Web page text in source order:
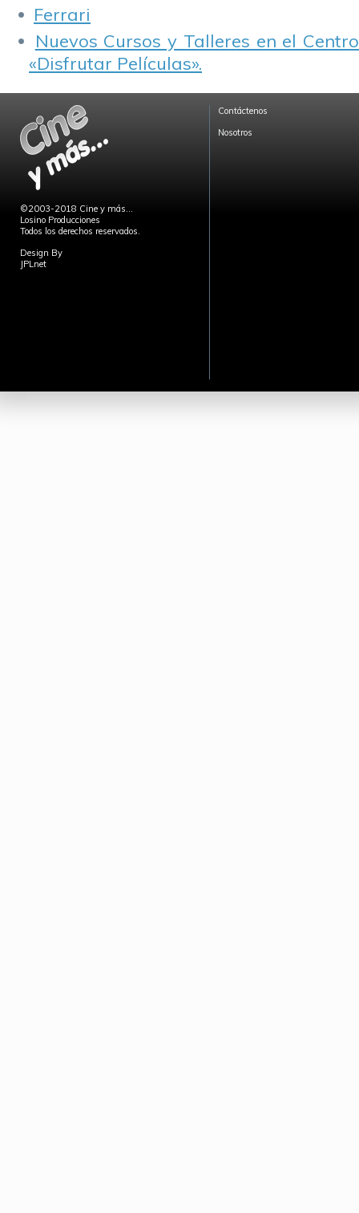
Ferrari
Nuevos Cursos y Talleres en el
«Disfrutar Películas».
©2003-2018 Cine y más...
Losino Producciones
Todos los derechos reservados.
Design By
JPLnet
Contáctenos
Nosotros